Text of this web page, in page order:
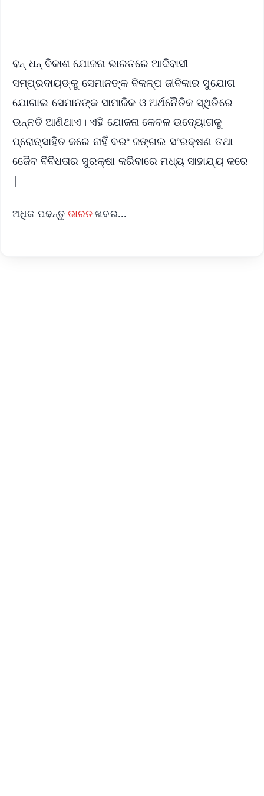
ବନ୍ ଧନ୍ ବିକାଶ ଯୋଜନା ଭାରତରେ ଆଦିବାସୀ
ସମ୍ପ୍ରଦାୟଙ୍କୁ ସେମାନଙ୍କ ବିକଳ୍ପ ଜୀବିକାର ସୁଯୋଗ
ଯୋଗାଇ ସେମାନଙ୍କ ସାମାଜିକ ଓ ଅର୍ଥନୈତିକ ସ୍ଥିତିରେ
ଉନ୍ନତି ଆଣିଥାଏ। ଏହି ଯୋଜନା କେବଳ ଉଦ୍ୟୋଗକୁ
ପ୍ରୋତ୍ସାହିତ କରେ ନାହିଁ ବରଂ ଜଙ୍ଗଲ ସଂରକ୍ଷଣ ତଥା
ଜେୈବ ବିବିଧତାର ସୁରକ୍ଷା କରିବାରେ ମଧ୍ୟ ସାହାଯ୍ୟ କରେ
|
ଅଧିକ ପଢନ୍ତୁ ଭାରତଖବର...